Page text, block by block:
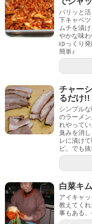
パリッと
下キャベ
ムチを漬
やかな味
ゆっくり
簡単♪
チャー
るだけ!!
シンプル
のラーメ
れやって
臭みを消
レに漬け
ピ。でも
白菜キ
アイキャ
教えてく
事もある